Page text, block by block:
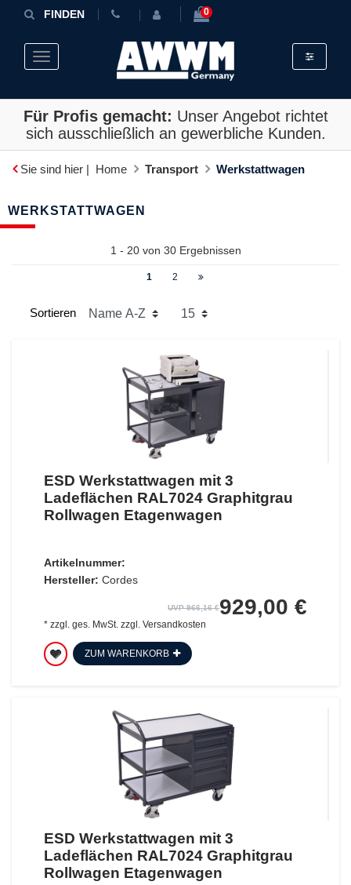
FINDEN 0
Toggle navigation Toggle
Für Profis gemacht: Unser Angebot richtet
sich ausschließlich an gewerbliche Kunden.
Sie sind hier | Home Transport Werkstattwagen
WERKSTATTWAGEN
1 - 20 von 30Ergebnissen
1 2
Sortieren
ESD Werkstattwagen mit 3
Ladeflächen RAL7024 Graphitgrau
Rollwagen Etagenwagen
Artikelnummer:
Hersteller: Cordes
UVP 966,16 €929,00 €
* zzgl. ges. MwSt.zzgl. Versandkosten
ZUM WARENKORB
ESD Werkstattwagen mit 3
Ladeflächen RAL7024 Graphitgrau
Rollwagen Etagenwagen